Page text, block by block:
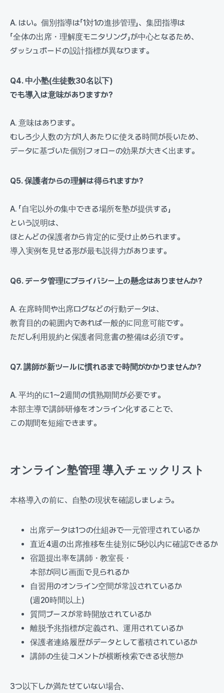
A. はい。個別指導は「1対1の進捗管理」、集団指導は
「全体の出席・理解度モニタリング」が中心となるため、
ダッシュボードの設計指標が異なります。
Q4. 中小塾(生徒数30名以下)
でも導入は意味がありますか?
A. 意味はあります。
むしろ少人数の方が1人あたりに使える時間が長いため、
データに基づいた個別フォローの効果が大きく出ます。
Q5. 保護者からの理解は得られますか?
A. 「自宅以外の集中できる場所を塾が提供する」
という説明は、
ほとんどの保護者から肯定的に受け止められます。
導入実例を見せる形が最も説得力があります。
Q6. データ管理にプライバシー上の懸念はありませんか?
A. 在席時間や出席ログなどの行動データは、
教育目的の範囲内であれば一般的に同意可能です。
ただし利用規約と保護者同意書の整備は必須です。
Q7. 講師が新ツールに慣れるまで時間がかかりませんか?
A. 平均的に1〜2週間の慣熟期間が必要です。
本部主導で講師研修をオンライン化することで、
この期間を短縮できます。
オンライン塾管理 導入チェックリスト
本格導入の前に、自塾の現状を確認しましょう。
出席データは1つの仕組みで一元管理されているか
直近4週の出席推移を生徒別に5秒以内に確認できるか
宿題提出率を講師・教室長・
本部が同じ画面で見られるか
自習用のオンライン空間が常設されているか
(週20時間以上)
質問ブースが常時開放されているか
離脱予兆指標が定義され、運用されているか
保護者連絡履歴がデータとして蓄積されているか
講師の生徒コメントが横断検索できる状態か
3つ以下しか満たせていない場合、